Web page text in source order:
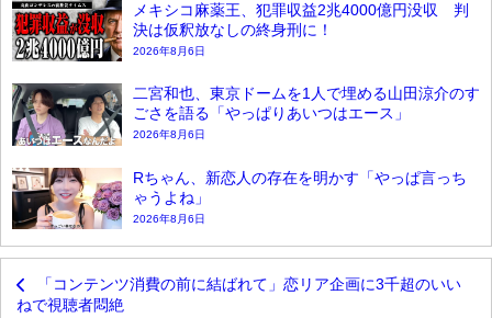
メキシコ麻薬王、犯罪収益2兆4000億円没収 判
決は仮釈放なしの終身刑に！
2026年8月6日
二宮和也、東京ドームを1人で埋める山田涼介のす
ごさを語る「やっぱりあいつはエース」
2026年8月6日
Rちゃん、新恋人の存在を明かす「やっぱ言っち
ゃうよね」
2026年8月6日
「コンテンツ消費の前に結ばれて」恋リア企画に3千超のいい
ねで視聴者悶絶